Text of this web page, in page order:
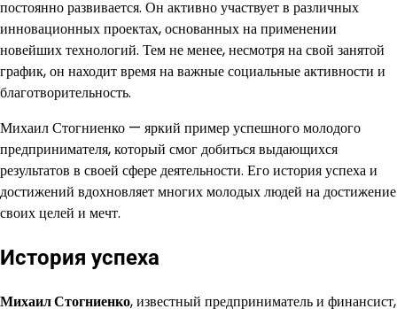
постоянно развивается. Он активно участвует в различных
инновационных проектах, основанных на применении
новейших технологий. Тем не менее, несмотря на свой занятой
график, он находит время на важные социальные активности и
благотворительность.
Михаил Стогниенко — яркий пример успешного молодого
предпринимателя, который смог добиться выдающихся
результатов в своей сфере деятельности. Его история успеха и
достижений вдохновляет многих молодых людей на достижение
своих целей и мечт.
История успеха
Михаил Стогниенко, известный предприниматель и финансист,